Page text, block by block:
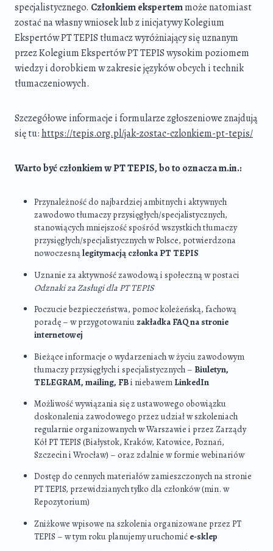
specjalistycznego. Członkiem ekspertemmoże natomiast
zostać na własny wniosek lub z inicjatywy Kolegium
Ekspertów PT TEPIS tłumacz wyróżniający się uznanym
przez Kolegium Ekspertów PT TEPIS wysokim poziomem
wiedzy i dorobkiem w zakresie języków obcych i technik
tłumaczeniowych.
Szczegółowe informacje i formularze zgłoszeniowe znajdują
się tu: https://tepis.org.pl/jak-zostac-czlonkiem-pt-tepis/
Warto być członkiem w PT TEPIS, bo to oznacza m.in.:
Przynależność do najbardziej ambitnych i aktywnych
zawodowo tłumaczy przysięgłych/specjalistycznych,
stanowiących mniejszość spośród wszystkich tłumaczy
przysięgłych/specjalistycznych w Polsce, potwierdzona
nowoczesnąlegitymacją członka PT TEPIS
Uznanie za aktywność zawodową i społeczną w postaci
Odznaki za Zasługi dla PT TEPIS
Poczucie bezpieczeństwa, pomoc koleżeńską, fachową
poradę – w przygotowaniuzakładka FAQ na stronie
internetowej
Bieżące informacje o wydarzeniach w życiu zawodowym
tłumaczy przysięgłych i specjalistycznych – Biuletyn,
TELEGRAM, mailing, FBi niebawem LinkedIn
Możliwość wywiązania się z ustawowego obowiązku
doskonalenia zawodowego przez udział w szkoleniach
regularnie organizowanych w Warszawie i przez Zarządy
Kół PT TEPIS (Białystok, Kraków, Katowice, Poznań,
Szczecin i Wrocław) – oraz zdalnie w formie webinariów
Dostęp do cennych materiałów zamieszczonych na stronie
PT TEPIS, przewidzianych tylko dla członków (min. w
Repozytorium)
Zniżkowe wpisowe na szkolenia organizowane przez PT
TEPIS – w tym roku planujemy uruchomić e-sklep